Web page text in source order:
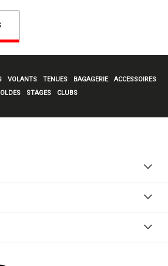
VOLANTS TENUES BAGAGERIE
ACCESSOIRES
STAGES CLUBS